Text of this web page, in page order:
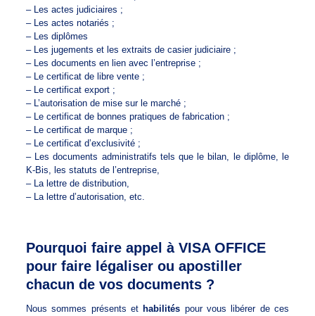
– Les actes judiciaires ;
– Les actes notariés ;
– Les diplômes
– Les jugements et les extraits de casier judiciaire ;
– Les documents en lien avec l’entreprise ;
– Le certificat de libre vente ;
– Le certificat export ;
– L’autorisation de mise sur le marché ;
– Le certificat de bonnes pratiques de fabrication ;
– Le certificat de marque ;
– Le certificat d’exclusivité ;
– Les documents administratifs tels que le bilan, le diplôme, le
K-Bis, les statuts de l’entreprise,
– La lettre de distribution,
– La lettre d’autorisation, etc.
Pourquoi faire appel à VISA OFFICE
pour faire légaliser ou apostiller
chacun de vos documents ?
Nous sommes présents et habilités pour vous libérer de ces